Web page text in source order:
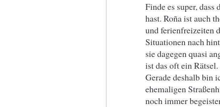
Finde es super,
hast. Roña ist auch
und ferienfreizeiten
Situationen nach
sie dagegen quasi
ist das oft ein Rätsel.
Gerade deshalb bin
ehemaligen
noch immer